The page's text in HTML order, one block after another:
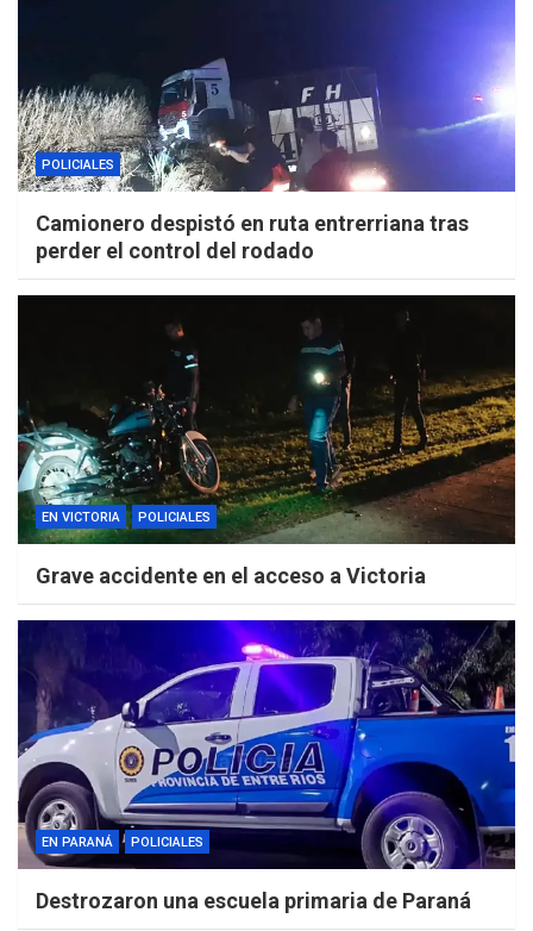
POLICIALES
Camionero despistó en ruta entrerriana tras
perder el control del rodado
EN VICTORIA POLICIALES
Grave accidente en el acceso a Victoria
EN PARANÁ POLICIALES
Destrozaron una escuela primaria de Paraná